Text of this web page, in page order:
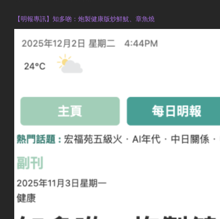
【明報專訊】知多啲：炮製健康版炒鮮魷、章魚燒